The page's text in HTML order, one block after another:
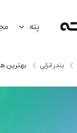
پته
بندر انزلی بهترین